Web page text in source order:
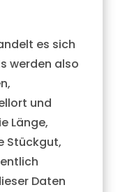
es sich
werden also
und
Länge,
Stückgut,
Daten